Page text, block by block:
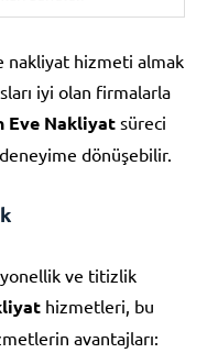
nakliyat hizmeti almak
iyi olan firmalarla
Eve Nakliyat süreci
dönüşebilir.
ve titizlik
hizmetleri, bu
avantajları: